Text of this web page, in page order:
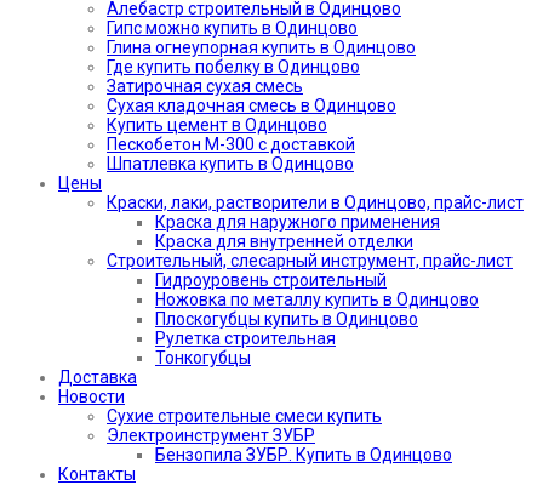
Алебастр строительный в Одинцово
Гипс можно купить в Одинцово
Глина огнеупорная купить в Одинцово
Где купить побелку в Одинцово
Затирочная сухая смесь
Сухая кладочная смесь в Одинцово
Купить цемент в Одинцово
Пескобетон М-300 с доставкой
Шпатлевка купить в Одинцово
Цены
Краски, лаки, растворители в Одинцово, прайс-лист
Краска для наружного применения
Краска для внутренней отделки
Строительный, слесарный инструмент, прайс-лист
Гидроуровень строительный
Ножовка по металлу купить в Одинцово
Плоскогубцы купить в Одинцово
Рулетка строительная
Тонкогубцы
Доставка
Новости
Сухие строительные смеси купить
Электроинструмент ЗУБР
Бензопила ЗУБР. Купить в Одинцово
Контакты